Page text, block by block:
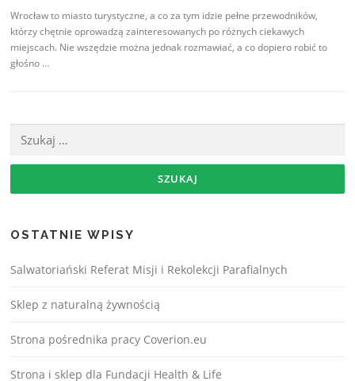
Wrocław to miasto turystyczne, a co za tym idzie pełne przewodników,
którzy chętnie oprowadzą zainteresowanych po różnych ciekawych
miejscach. Nie wszędzie można jednak rozmawiać, a co dopiero robić to
głośno …
OSTATNIE WPISY
Salwatoriański Referat Misji i Rekolekcji Parafialnych
Sklep z naturalną żywnością
Strona pośrednika pracy Coverion.eu
Strona i sklep dla Fundacji Health & Life